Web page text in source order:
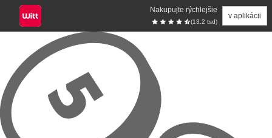
Nakupujte rýchlejšie
(13.2 tsd)
v aplikácii
Prejsť na hlavný obsah